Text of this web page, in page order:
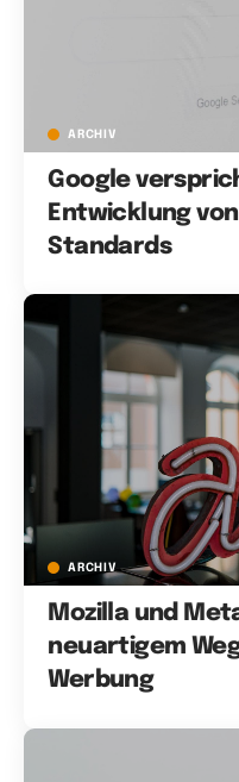
ARCHIV
Google
Entwicklung
Standards
ARCHIV
Mozilla und
neuartigem
Werbung